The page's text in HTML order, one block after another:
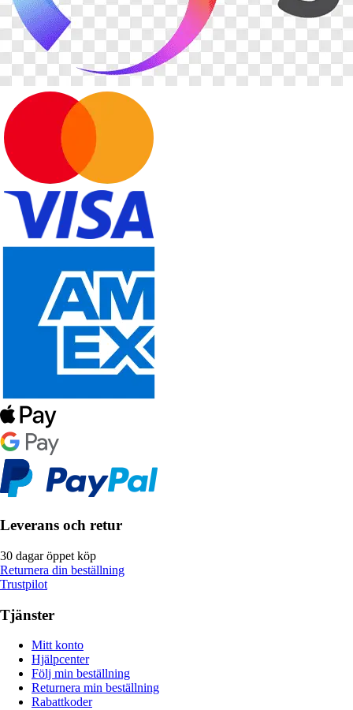
Leverans och retur
30 dagar öppet köp
Returnera din beställning
Trustpilot
Tjänster
Mitt konto
Hjälpcenter
Följ min beställning
Returnera min beställning
Rabattkoder